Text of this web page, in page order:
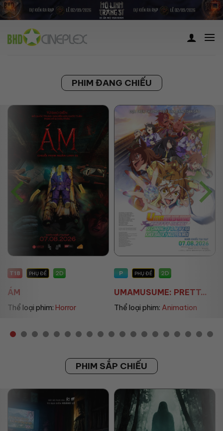
Skip
to
content
PHIM ĐANG CHIẾU
T18 PHỤ ĐỀ 2D
ÁM
Thể loại phim: Horror
P PHỤ ĐỀ 2D
UMAMUSUME: PRETT...
Thể loại phim: Animation
PHIM SẮP CHIẾU